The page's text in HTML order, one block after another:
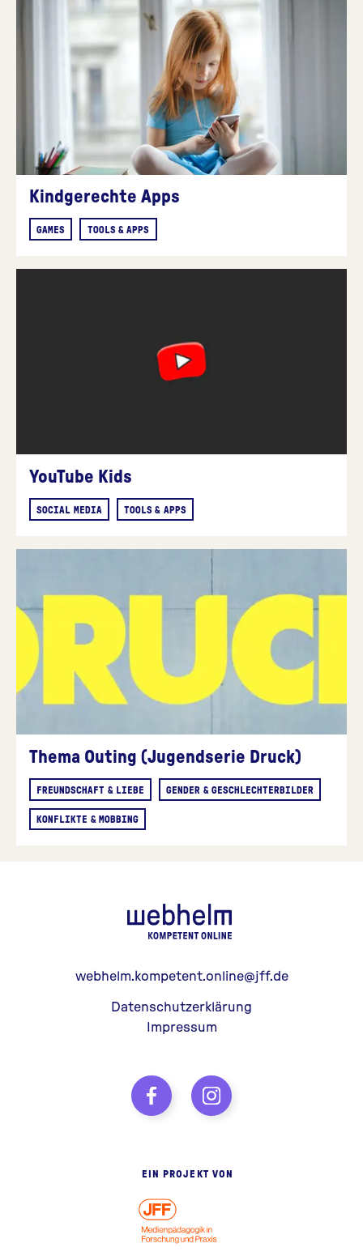
Kindgerechte Apps
GAMES TOOLS & APPS
YouTube Kids
SOCIAL MEDIA TOOLS & APPS
Thema Outing (Jugendserie Druck)
FREUNDSCHAFT & LIEBE GENDER & GESCHLECHTERBILDER
KONFLIKTE & MOBBING
webhelm.kompetent.online@jff.de
Datenschutzerklärung
Impressum
EIN PROJEKT VON